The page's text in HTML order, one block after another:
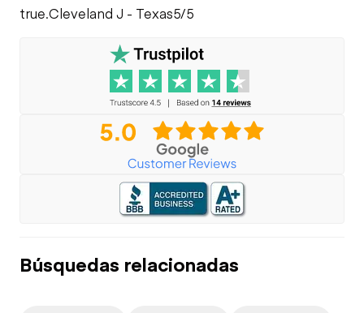
true.Cleveland J - Texas5/5
Búsquedas relacionadas